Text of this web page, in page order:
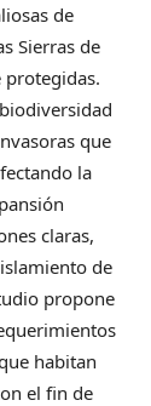
de
Sierras de
protegidas.
que
la
claras,
de
propone
habitan
el fin de